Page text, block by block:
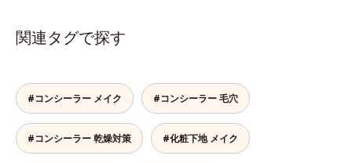
関連タグで探す
#コンシーラー メイク #コンシーラー 毛穴
#コンシーラー 乾燥対策 #化粧下地 メイク